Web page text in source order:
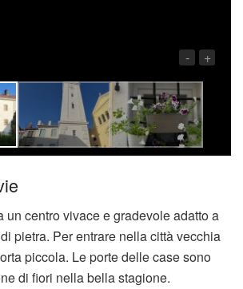
- +
un centro vivace e gradevole adatto a
pietra. Per entrare nella città vecchia
piccola. Le porte delle case sono
di fiori nella bella stagione.